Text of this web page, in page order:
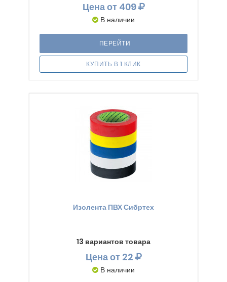
Ценаот 409
В наличии
ПЕРЕЙТИ
КУПИТЬ В 1 КЛИК
Изолента ПВХ Сибртех
13 вариантов товара
Ценаот 22
В наличии